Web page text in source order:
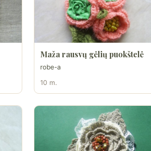
Maža rausvų gėlių puokštelė
robe-a
10 m.